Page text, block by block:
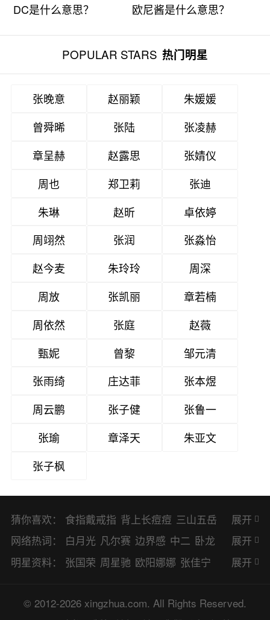
DC是什么意思？ 欧尼酱是什么意思？
POPULAR STARS 热门明星
张晚意 赵丽颖
朱媛媛
曾舜晞
张陆
张凌赫
章呈赫
赵露思
张婧仪
周也
郑卫莉
张迪
朱琳
赵昕
卓依婷
周翊然
张润
张淼怡
赵今麦
朱玲玲
周深
周放
张凯丽
章若楠
周依然
张庭
赵薇
甄妮
曾黎
邹元清
张雨绮
庄达菲
张本煜
周云鹏
张子健
张鲁一
张瑜
章泽天
朱亚文
张子枫
猜你喜欢： 食指戴戒指 背上长痘痘 三山五岳
避暑胜地
展开
网络热词：
白月光 凡尔赛 边界感 中二 卧龙
凤雏 二次元 KPI EMO CP BUG
胺 SP OC HOLD OEM BP 猎奇
展开
明星资料：
张国荣 周星驰 欧阳娜娜 张佳宁
谭松韵 唐嫣 童瑶 宋茜 孙俪 倪
展开
© 2012-2026 xingzhua.com. All Rights Reserved.